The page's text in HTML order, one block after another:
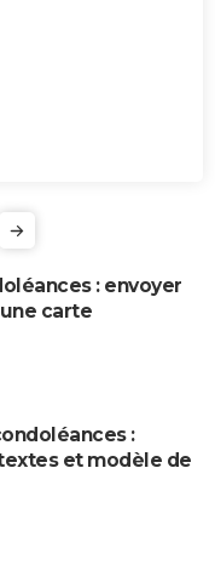
: envoyer
carte
:
et modèle de